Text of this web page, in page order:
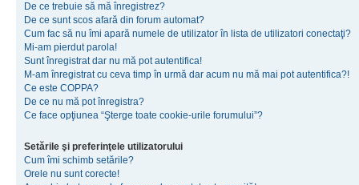
De ce trebuie să mă înregistrez?
De ce sunt scos afară din forum automat?
Cum fac să nu îmi apară numele de utilizator în lista de utilizatori conectaţi?
Mi-am pierdut parola!
Sunt înregistrat dar nu mă pot autentifica!
M-am înregistrat cu ceva timp în urmă dar acum nu mă mai pot autentifica?!
Ce este COPPA?
De ce nu mă pot înregistra?
Ce face opţiunea “Şterge toate cookie-urile forumului”?
Setările şi preferinţele utilizatorului
Cum îmi schimb setările?
Orele nu sunt corecte!